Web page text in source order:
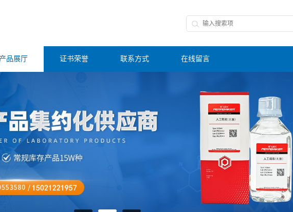
产品展厅 证书荣誉 联系方式 在线留言